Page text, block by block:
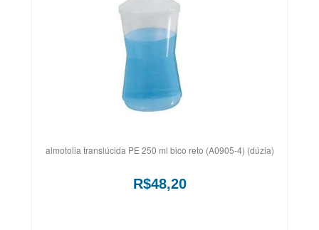
almotolia translúcida PE 250 ml bico reto (A0905-4) (dúzia)
R$48,20